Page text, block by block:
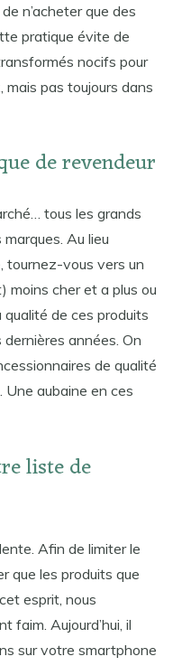
n’acheter que des
pratique évite de
nocifs pour
mais pas toujours dans
de revendeur
tous les grands
Au lieu
tournez-vous vers un
moins cher et a plus ou
de ces produits
dernières années. On
de qualité
Une aubaine en ces
liste de
Afin de limiter le
que les produits que
esprit, nous
faim. Aujourd’hui, il
sur votre smartphone